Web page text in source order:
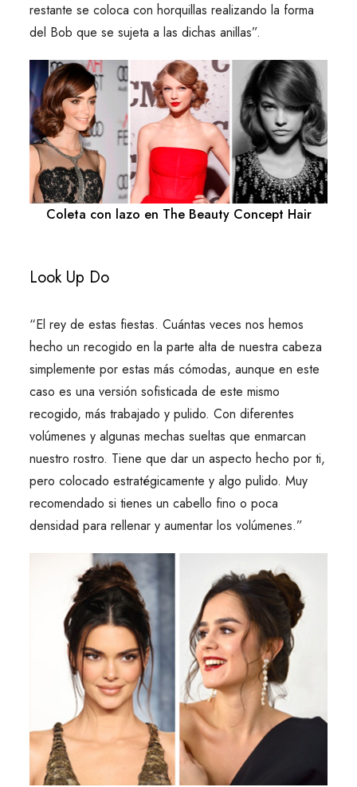
restante se coloca con horquillas realizando la forma
del Bob que se sujeta a las dichas anillas”.
Coleta con lazo en The Beauty Concept Hair
Look Up Do
“El rey de estas fiestas. Cuántas veces nos hemos
hecho un recogido en la parte alta de nuestra cabeza
simplemente por estas más cómodas, aunque en este
caso es una versión sofisticada de este mismo
recogido, más trabajado y pulido. Con diferentes
volúmenes y algunas mechas sueltas que enmarcan
nuestro rostro. Tiene que dar un aspecto hecho por ti,
pero colocado estratégicamente y algo pulido. Muy
recomendado si tienes un cabello fino o poca
densidad para rellenar y aumentar los volúmenes.”